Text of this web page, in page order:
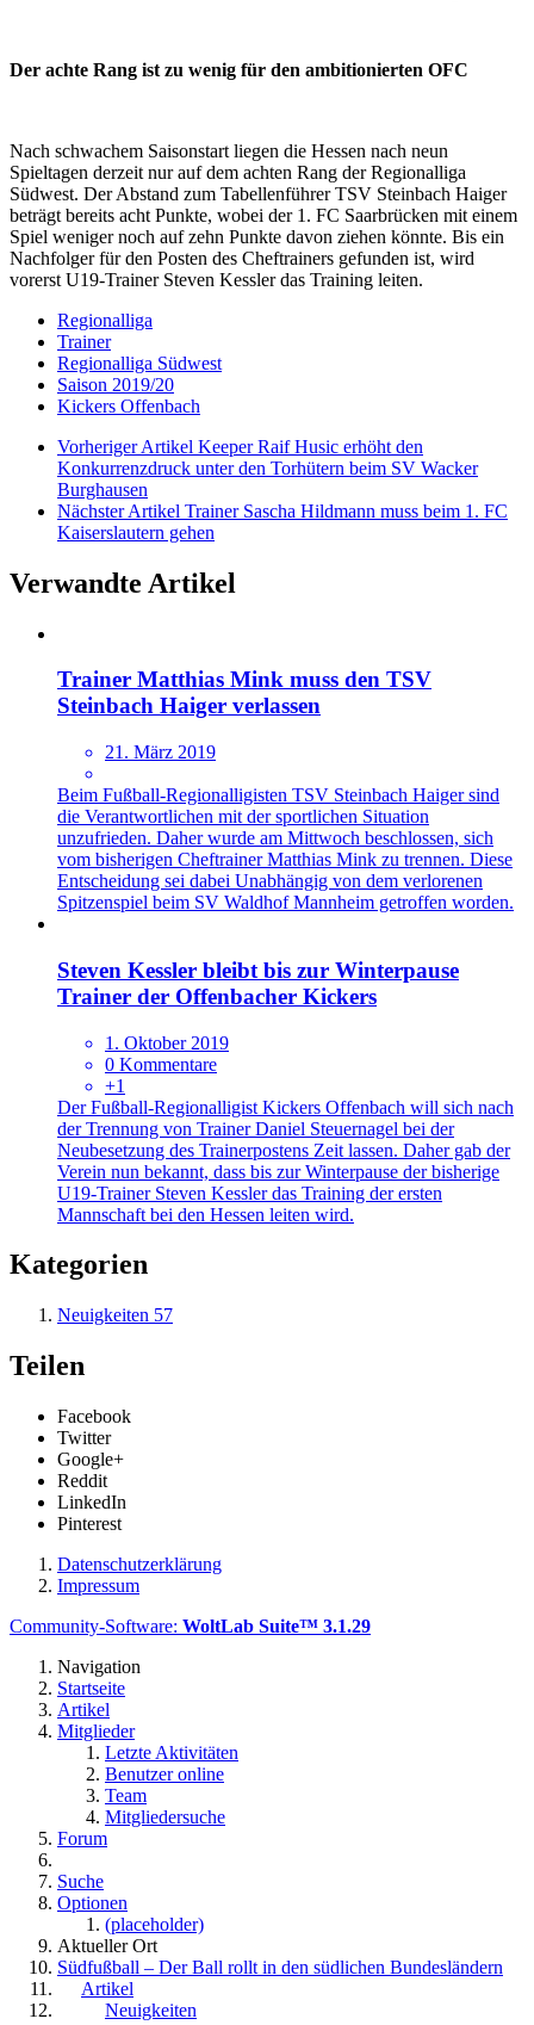
Der achte Rang ist zu wenig für den ambitionierten OFC
Nach schwachem Saisonstart liegen die Hessen nach neun
Spieltagen derzeit nur auf dem achten Rang der Regionalliga
Südwest. Der Abstand zum Tabellenführer TSV Steinbach Haiger
beträgt bereits acht Punkte, wobei der 1. FC Saarbrücken mit einem
Spiel weniger noch auf zehn Punkte davon ziehen könnte. Bis ein
Nachfolger für den Posten des Cheftrainers gefunden ist, wird
vorerst U19-Trainer Steven Kessler das Training leiten.
Regionalliga
Trainer
Regionalliga Südwest
Saison 2019/20
Kickers Offenbach
Vorheriger Artikel Keeper Raif Husic erhöht den
Konkurrenzdruck unter den Torhütern beim SV Wacker
Burghausen
Nächster Artikel Trainer Sascha Hildmann muss beim 1. FC
Kaiserslautern gehen
Verwandte Artikel
Trainer Matthias Mink muss den TSV
Steinbach Haiger verlassen
21. März 2019
Beim Fußball-Regionalligisten TSV Steinbach Haiger sind
die Verantwortlichen mit der sportlichen Situation
unzufrieden. Daher wurde am Mittwoch beschlossen, sich
vom bisherigen Cheftrainer Matthias Mink zu trennen. Diese
Entscheidung sei dabei Unabhängig von dem verlorenen
Spitzenspiel beim SV Waldhof Mannheim getroffen worden.
Steven Kessler bleibt bis zur Winterpause
Trainer der Offenbacher Kickers
1. Oktober 2019
0 Kommentare
+1
Der Fußball-Regionalligist Kickers Offenbach will sich nach
der Trennung von Trainer Daniel Steuernagel bei der
Neubesetzung des Trainerpostens Zeit lassen. Daher gab der
Verein nun bekannt, dass bis zur Winterpause der bisherige
U19-Trainer Steven Kessler das Training der ersten
Mannschaft bei den Hessen leiten wird.
Kategorien
Neuigkeiten 57
Teilen
Facebook
Twitter
Google+
Reddit
LinkedIn
Pinterest
Datenschutzerklärung
Impressum
Community-Software: WoltLab Suite™ 3.1.29
Navigation
Startseite
Artikel
Mitglieder
Letzte Aktivitäten
Benutzer online
Team
Mitgliedersuche
Forum
Suche
Optionen
(placeholder)
Aktueller Ort
Südfußball – Der Ball rollt in den südlichen Bundesländern
Artikel
Neuigkeiten